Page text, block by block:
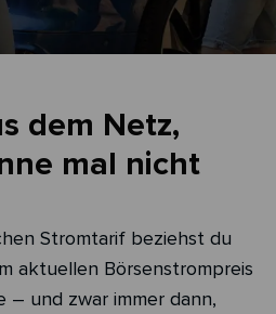
dem Netz,
mal nicht
Stromtarif beziehst du
aktuellen Börsenstrompreis
– und zwar immer dann,